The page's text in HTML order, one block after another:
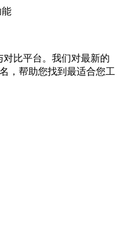
比平台。我们对最新的
，帮助您找到最适合您工